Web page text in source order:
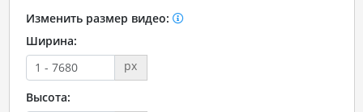
Изменить размер видео:
Ширина:
px
Высота: